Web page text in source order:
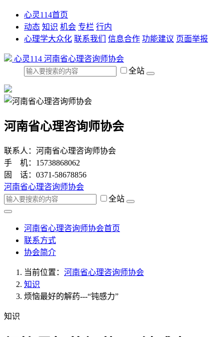
心灵114首页
动态 知识 机会 专栏 行内
心理学大众化 联系我们 信息合作 功能建议 页面举报
心灵114 河南省心理咨询师协会
全站
河南省心理咨询师协会
联系人：河南省心理咨询师协会
手 机：15738868062
固 话：0371-58678856
河南省心理咨询师协会
全站
河南省心理咨询师协会首页
联系方式
协会简介
当前位置： 河南省心理咨询师协会
知识
烦恼最好的解药---“钝感力”
知识